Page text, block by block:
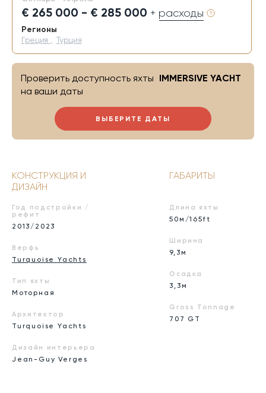
€ 265 000 - € 285 000 + расходы
Регионы
Греция Турция
ВЫБЕРИТЕ ДАТЫ
Проверить доступность яхты IMMERSIVE YACHT
на ваши даты
КОНСТРУКЦИЯ И
ДИЗАЙН
Год подстройки /
рефит
2013/2023
Верфь
Turquoise Yachts
Тип яхты
Моторная
Архитектор
Turquoise Yachts
Дизайн интерьера
Jean-Guy Verges
ГАБАРИТЫ
Длина яхты
50м/165ft
Ширина
9,3м
Осадка
3,3м
Gross Tonnage
707 GT